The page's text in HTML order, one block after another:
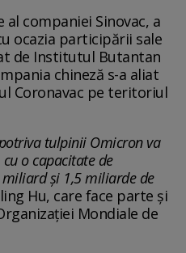
companiei Sinovac, a
ocazia participării sale
de Institutul Butantan
chineză s-a aliat
Coronavac pe teritoriul
tulpinii Omicron va
o capacitate de
şi 1,5 miliarde de
Hu, care face parte şi
Mondiale de